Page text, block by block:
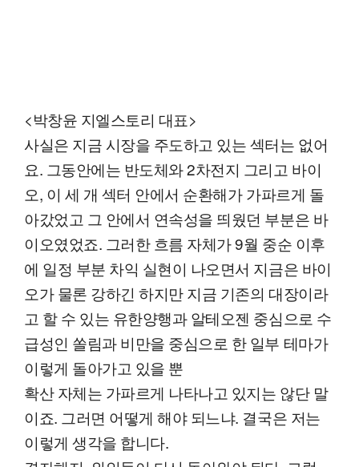
<박창윤 지엘스토리 대표>
사실은 지금 시장을 주도하고 있는 섹터는 없어
요. 그동안에는 반도체와 2차전지 그리고 바이
오, 이 세 개 섹터 안에서 순환해가 가파르게 돌
아갔었고 그 안에서 연속성을 띄웠던 부분은 바
이오였었죠. 그러한 흐름 자체가 9월 중순 이후
에 일정 부분 차익 실현이 나오면서 지금은 바이
오가 물론 강하긴 하지만 지금 기존의 대장이라
고 할 수 있는 유한양행과 알테오젠 중심으로 수
급성인 쏠림과 비만을 중심으로 한 일부 테마가
이렇게 돌아가고 있을 뿐
확산 자체는 가파르게 나타나고 있지는 않단 말
이죠. 그러면 어떻게 해야 되느냐. 결국은 저는
이렇게 생각을 합니다.